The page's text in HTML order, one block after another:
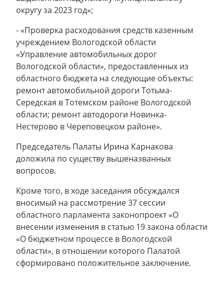
округу за 2023 год»;
- «Проверка расходования средств казенным
учреждением Вологодской области
«Управление автомобильных дорог
Вологодской области», предоставленных из
областного бюджета на следующие объекты:
ремонт автомобильной дороги Тотьма-
Середская в Тотемском районе Вологодской
области; ремонт автодороги Новинка-
Нестерово в Череповецком районе».
Председатель Палаты Ирина Карнакова
доложила по существу вышеназванных
вопросов.
Кроме того, в ходе заседания обсуждался
вносимый на рассмотрение 37 сессии
областного парламента законопроект «О
внесении изменения в статью 19 закона области
«О бюджетном процессе в Вологодской
области», в отношении которого Палатой
сформировано положительное заключение.